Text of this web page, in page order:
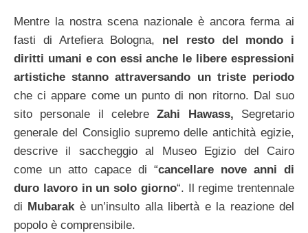
Mentre la nostra scena nazionale è ancora ferma ai
fasti di Artefiera Bologna, nel resto del mondo i
diritti umani e con essi anche le libere espressioni
artistiche stanno attraversando un triste periodo
che ci appare come un punto di non ritorno. Dal suo
sito personale il celebreZahi Hawass, Segretario
generale del Consiglio supremo delle antichità egizie,
descrive il saccheggio al Museo Egizio del Cairo
come un atto capace di “cancellare nove anni di
duro lavoro in un solo giorno“. Il regime trentennale
di Mubarak è un’insulto alla libertà e la reazione del
popolo è comprensibile.